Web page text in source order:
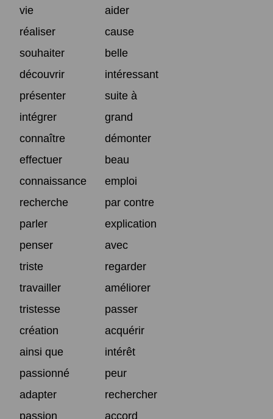
vie
aider
réaliser
cause
souhaiter
belle
découvrir
intéressant
présenter
suite à
intégrer
grand
connaître
démonter
effectuer
beau
connaissance
emploi
recherche
par contre
parler
explication
penser
avec
triste
regarder
travailler
améliorer
tristesse
passer
création
acquérir
ainsi que
intérêt
passionné
peur
adapter
rechercher
passion
accord